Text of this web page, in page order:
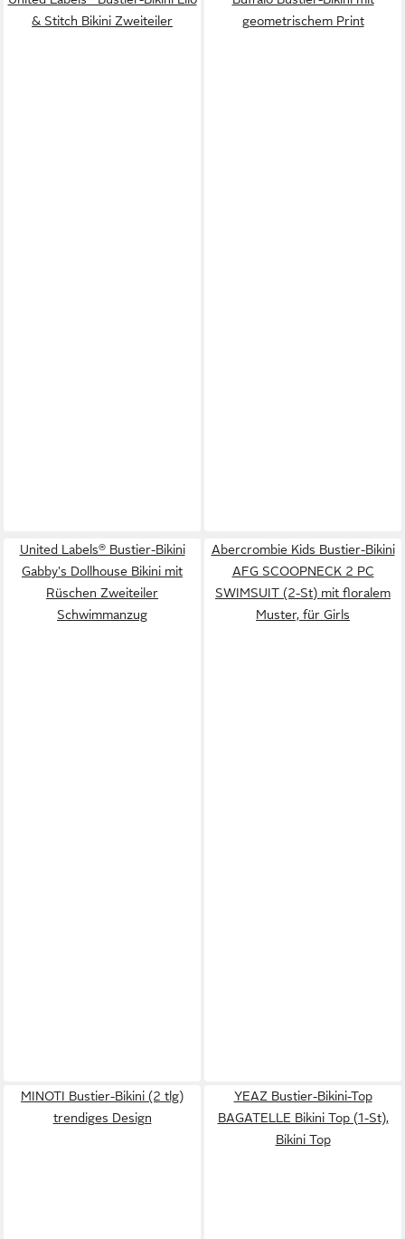
& Stitch Bikini Zweiteiler
geometrischem Print
United Labels® Bustier-Bikini
Gabby's Dollhouse Bikini mit
Rüschen Zweiteiler
Schwimmanzug
Abercrombie Kids Bustier-Bikini
AFG SCOOPNECK 2 PC
SWIMSUIT (2-St) mit floralem
Muster, für Girls
MINOTI Bustier-Bikini (2 tlg)
trendiges Design
YEAZ Bustier-Bikini-Top
BAGATELLE Bikini Top (1-St),
Bikini Top